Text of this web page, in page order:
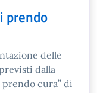
prendo
delle
dalla
cura” di